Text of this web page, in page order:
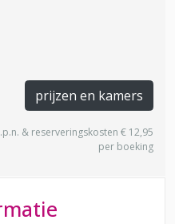
prijzen en kamers
& reserveringskosten € 12,95
per boeking